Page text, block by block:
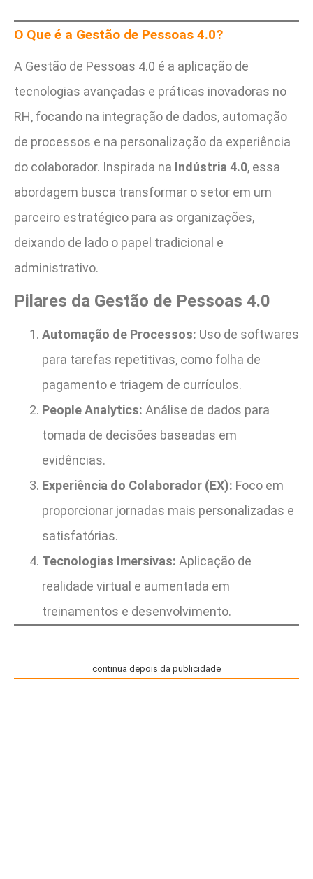
O Que é a Gestão de Pessoas 4.0?
A Gestão de Pessoas 4.0 é a aplicação de
tecnologias avançadas e práticas inovadoras no
RH, focando na integração de dados, automação
de processos e na personalização da experiência
do colaborador. Inspirada na Indústria 4.0, essa
abordagem busca transformar o setor em um
parceiro estratégico para as organizações,
deixando de lado o papel tradicional e
administrativo.
Pilares da Gestão de Pessoas 4.0
Automação de Processos: Uso de softwares
para tarefas repetitivas, como folha de
pagamento e triagem de currículos.
People Analytics: Análise de dados para
tomada de decisões baseadas em
evidências.
Experiência do Colaborador (EX): Foco em
proporcionar jornadas mais personalizadas e
satisfatórias.
Tecnologias Imersivas: Aplicação de
realidade virtual e aumentada em
treinamentos e desenvolvimento.
continua depois da publicidade